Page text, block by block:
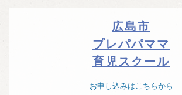
広島市
プレパパママ
育児スクール
お申し込みはこちらから